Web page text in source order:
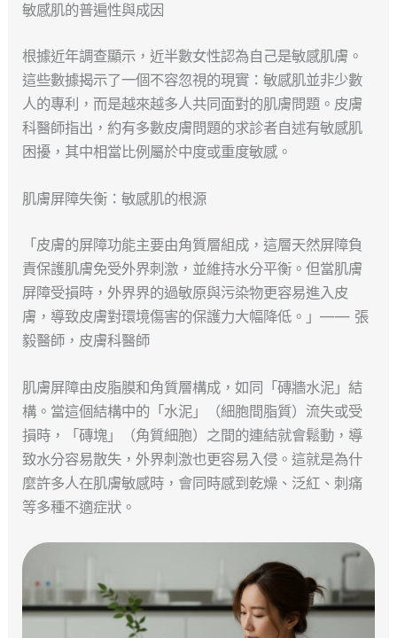
敏感肌的普遍性與成因
根據近年調查顯示，近半數女性認為自己是敏感肌膚。
這些數據揭示了一個不容忽視的現實：敏感肌並非少數
人的專利，而是越來越多人共同面對的肌膚問題。皮膚
科醫師指出，約有多數皮膚問題的求診者自述有敏感肌
困擾，其中相當比例屬於中度或重度敏感。
肌膚屏障失衡：敏感肌的根源
「皮膚的屏障功能主要由角質層組成，這層天然屏障負
責保護肌膚免受外界刺激，並維持水分平衡。但當肌膚
屏障受損時，外界界的過敏原與污染物更容易進入皮
膚，導致皮膚對環境傷害的保護力大幅降低。」—— 張
毅醫師，皮膚科醫師
肌膚屏障由皮脂膜和角質層構成，如同「磚牆水泥」結
構。當這個結構中的「水泥」（細胞間脂質）流失或受
損時，「磚塊」（角質細胞）之間的連結就會鬆動，導
致水分容易散失，外界刺激也更容易入侵。這就是為什
麼許多人在肌膚敏感時，會同時感到乾燥、泛紅、刺痛
等多種不適症狀。